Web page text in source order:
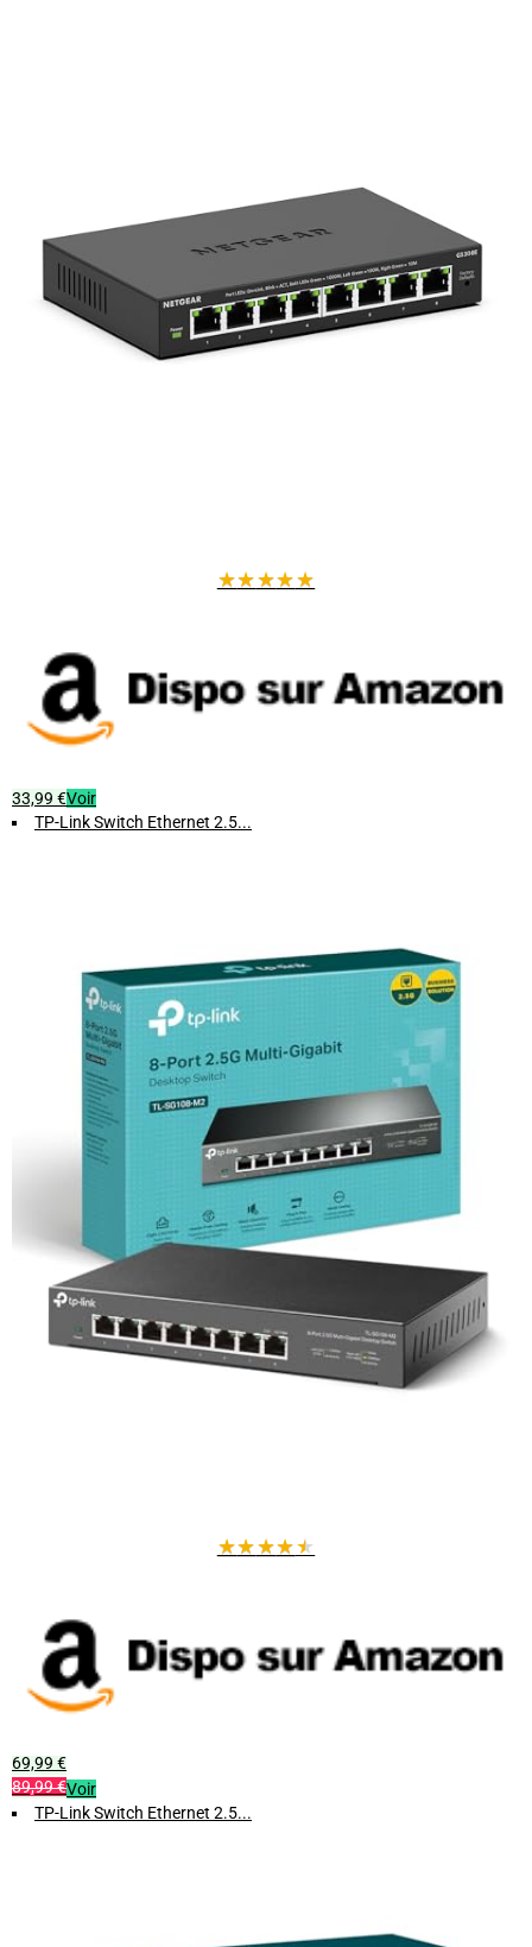
Pourquoi choisir ce commutateur NICGIGA ?
Augmentez la vitesse de votre réseau jusqu'à 2,5 fois celle d'un
commutateur Gigabit standard.Profitez d'une meilleure gestion des
données, idéale pour les applications exigeantes telles que le
★★★★★
33,99 €Voir
TP-Link Switch Ethernet 2.5...
★★★★★
69,99 €
89,99 €Voir
TP-Link Switch Ethernet 2.5...